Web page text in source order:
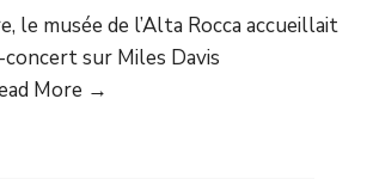
le musée de l’Alta Rocca accueillait
sur Miles Davis
More →